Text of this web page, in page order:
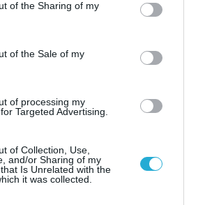
or usage behaviour. You may click to
to Google and its third-party tags to
specified purposes in below Google
of the Sharing of my
of the Sale of my
of processing my
Targeted Advertising.
of Collection, Use,
and/or Sharing of my
Is Unrelated with the
it was collected.